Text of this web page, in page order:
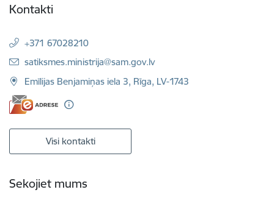
Kontakti
+371 67028210
E-pasts:
satiksmes.ministrija@sam.gov.lv
Emīlijas Benjamiņas iela 3, Rīga, LV-1743
Visi kontakti
Sekojiet mums